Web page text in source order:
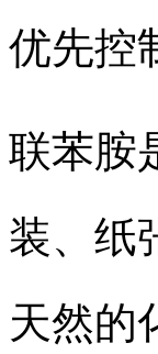
优先控
联苯胺
装、纸
天然的